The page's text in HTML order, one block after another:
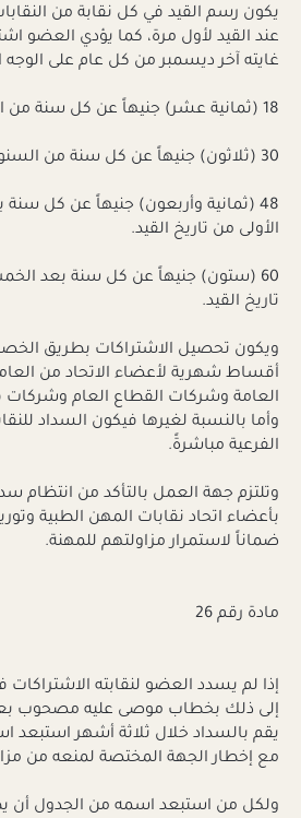
يكون رسم القيد في كل نقابة من
عند القيد لأول مرة، كما يؤدي العضو
غايته آخر ديسمبر من كل عام على الوجه
18 (ثمانية عشر) جنيهاً عن كل سنة من السنوات الثلاث الأولى.
30 (ثلاثون) جنيهاً عن كل سنة من السنوات الثلاث التالية.
48 (ثمانية وأربعون) جنيهاً عن كل
الأولى من تاريخ القيد.
60 (ستون) جنيهاً عن كل سنة بعد
تاريخ القيد.
ويكون تحصيل الاشتراكات بطريق
أقساط شهرية لأعضاء الاتحاد من
العامة وشركات القطاع العام وشركات
وأما بالنسبة لغيرها فيكون السداد
الفرعية مباشرةً.
وتلتزم جهة العمل بالتأكد من انتظام
بأعضاء اتحاد نقابات المهن الطبية
ضماناً لاستمرار مزاولتهم للمهنة.
مادة رقم 26
إذا لم يسدد العضو لنقابته الاشتراكات
إلى ذلك بخطاب موصى عليه مصحوب
يقم بالسداد خلال ثلاثة أشهر استبعد
مع إخطار الجهة المختصة لمنعه من
ولكل من استبعد اسمه من الجدول أن